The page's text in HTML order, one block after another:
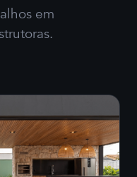
em
.